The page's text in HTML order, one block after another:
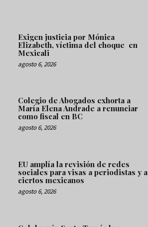
Exigen justicia por Mónica
Elizabeth, víctima del choque en
Mexicali
agosto 6, 2026
Colegio de Abogados exhorta a
María Elena Andrade a renunciar
como fiscal en BC
agosto 6, 2026
EU amplía la revisión de redes
sociales para visas a periodistas y a
ciertos mexicanos
agosto 6, 2026